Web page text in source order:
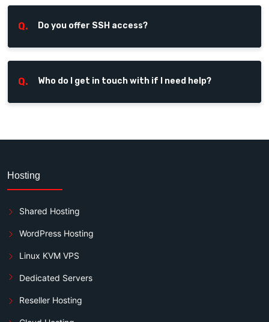
Q. Do you offer SSH access?
Q. Who do I get in touch with if I need help?
Hosting
Shared Hosting
WordPress Hosting
Linux KVM VPS
Dedicated Servers
Reseller Hosting